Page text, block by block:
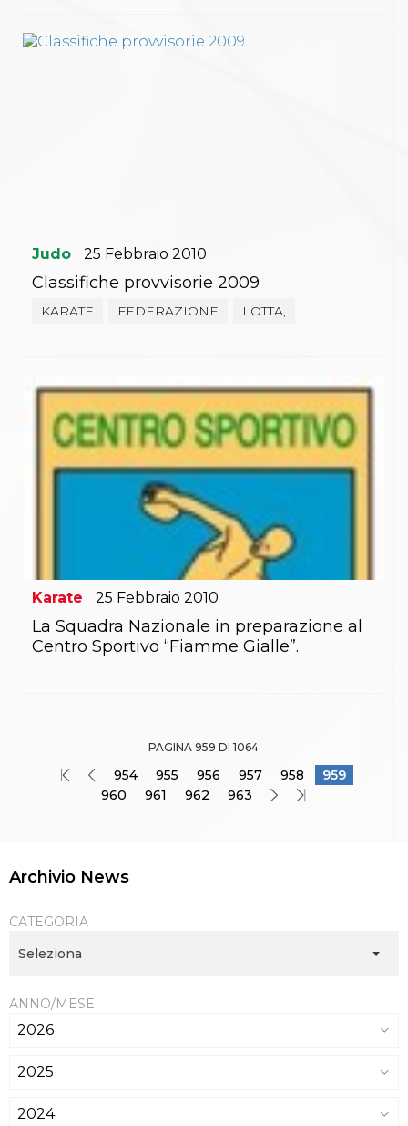
Judo 25 Febbraio 2010
Classifiche provvisorie 2009
KARATE FEDERAZIONE LOTTA,
Karate 25 Febbraio 2010
La Squadra Nazionale in preparazione al
Centro Sportivo “Fiamme Gialle”.
PAGINA 959 DI 1064
954 955 956 957 958
959
960
961 962 963
Archivio News
CATEGORIA
Seleziona
ANNO/MESE
2026
2025
2024